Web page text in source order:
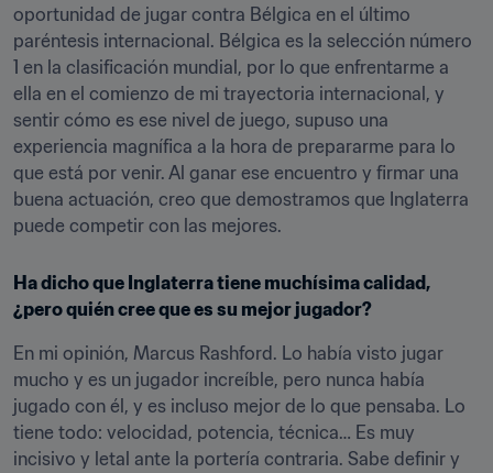
oportunidad de jugar contra Bélgica en el último
paréntesis internacional. Bélgica es la selección número
1 en la clasificación mundial, por lo que enfrentarme a
ella en el comienzo de mi trayectoria internacional, y
sentir cómo es ese nivel de juego, supuso una
experiencia magnífica a la hora de prepararme para lo
que está por venir. Al ganar ese encuentro y firmar una
buena actuación, creo que demostramos que Inglaterra
puede competir con las mejores.
Ha dicho que Inglaterra tiene muchísima calidad,
¿pero quién cree que es su mejor jugador?
En mi opinión, Marcus Rashford. Lo había visto jugar
mucho y es un jugador increíble, pero nunca había
jugado con él, y es incluso mejor de lo que pensaba. Lo
tiene todo: velocidad, potencia, técnica… Es muy
incisivo y letal ante la portería contraria. Sabe definir y